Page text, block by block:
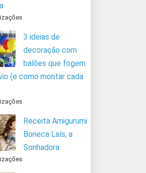
3 ideias de
decoração com
balões que fogem
(e como montar cada
Receita Amigurumi
Boneca Laís, a
Sonhadora